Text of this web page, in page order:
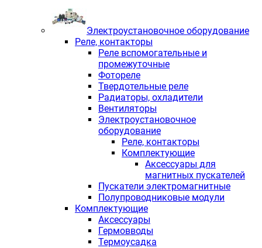
Электроустановочное оборудование
Реле, контакторы
Реле вспомогательные и
промежуточные
Фотореле
Твердотельные реле
Радиаторы, охладители
Вентиляторы
Электроустановочное
оборудование
Реле, контакторы
Комплектующие
Аксессуары для
магнитных пускателей
Пускатели электромагнитные
Полупроводниковые модули
Комплектующие
Аксессуары
Гермовводы
Термоусадка